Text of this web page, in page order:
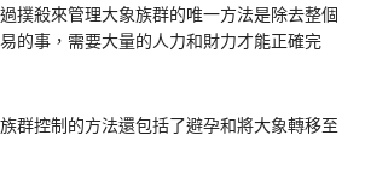
撲殺來管理大象族群的唯一方法是除去整個
的事，需要大量的人力和財力才能正確完
群控制的方法還包括了避孕和將大象轉移至